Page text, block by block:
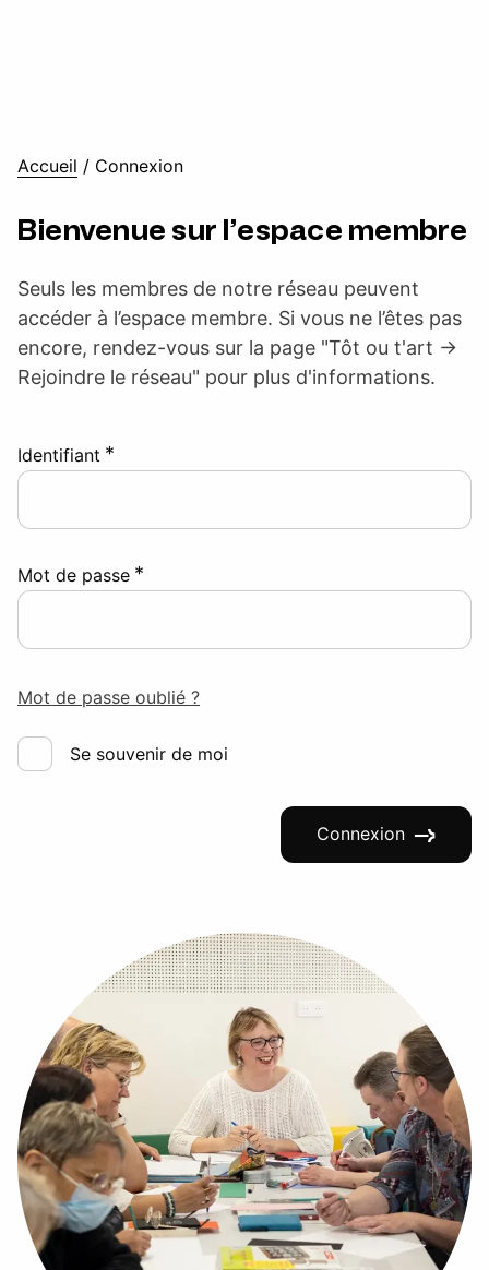
Accueil / Connexion
Bienvenue sur l’espace membre
Seuls les membres de notre réseau peuvent
accéder à l’espace membre. Si vous ne l’êtes pas
encore, rendez-vous sur la page "Tôt ou t'art ->
Rejoindre le réseau" pour plus d'informations.
Identifiant *
Mot de passe *
Mot de passe oublié ?
Se souvenir de moi
Connexion